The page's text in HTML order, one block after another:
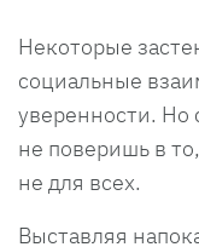
Некоторые
социальные
уверенности. Но
не поверишь в
не для всех.
Выставляя